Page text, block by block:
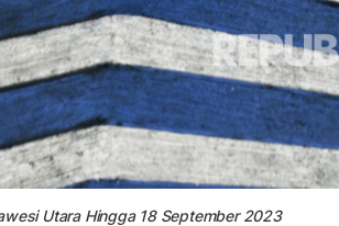
Utara Hingga 18 September 2023